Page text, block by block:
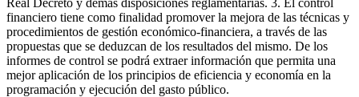
financiero tiene como finalidad promover la mejora de las técnicas y
procedimientos de gestión económico-financiera, a través de las
propuestas que se deduzcan de los resultados del mismo. De los
informes de control se podrá extraer información que permita una
mejor aplicación de los principios de eficiencia y economía en la
programación y ejecución del gasto público.